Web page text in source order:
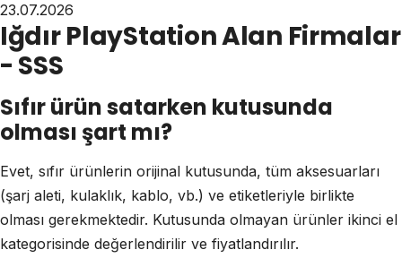
23.07.2026
Iğdır PlayStation Alan Firmalar
- SSS
Sıfır ürün satarken kutusunda
olması şart mı?
Evet, sıfır ürünlerin orijinal kutusunda, tüm aksesuarları
(şarj aleti, kulaklık, kablo, vb.) ve etiketleriyle birlikte
olması gerekmektedir. Kutusunda olmayan ürünler ikinci el
kategorisinde değerlendirilir ve fiyatlandırılır.